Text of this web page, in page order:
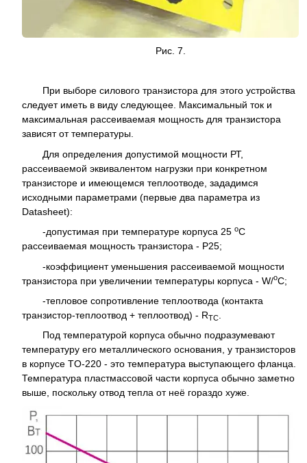
Рис. 7.
При выборе силового транзистора для этого устройства
следует иметь в виду следующее. Максимальный ток и
максимальная рассеиваемая мощность для транзистора
зависят от температуры.
Для определения допустимой мощности РТ,
рассеиваемой эквивалентом нагрузки при конкретном
транзисторе и имеющемся теплоотводе, зададимся
исходными параметрами (первые два параметра из
Datasheet):
-допустимая при температуре корпуса 25 оС
рассеиваемая мощность транзистора - Р25;
-коэффициент уменьшения рассеиваемой мощности
транзистора при увеличении температуры корпуса - W/оC;
-тепловое сопротивление теплоотвода (контакта
транзистор-теплоотвод + теплоотвод) - RTC
Под температурой корпуса обычно подразумевают
температуру его металлического основания, у транзисторов
в корпусе TO-220 - это температура выступающего фланца.
Температура пластмассовой части корпуса обычно заметно
выше, поскольку отвод тепла от неё гораздо хуже.